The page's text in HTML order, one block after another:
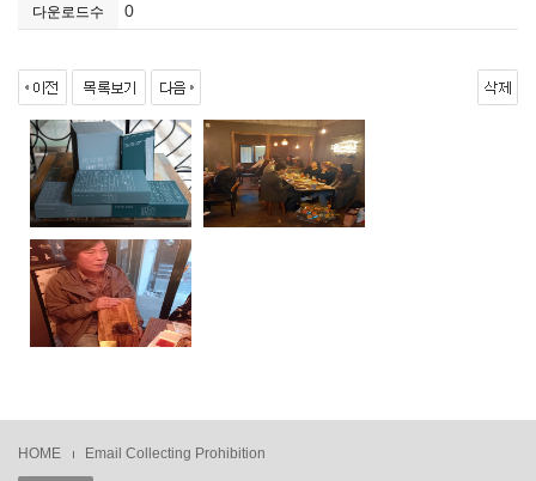
다운로드수 0
HOME Email Collecting Prohibition